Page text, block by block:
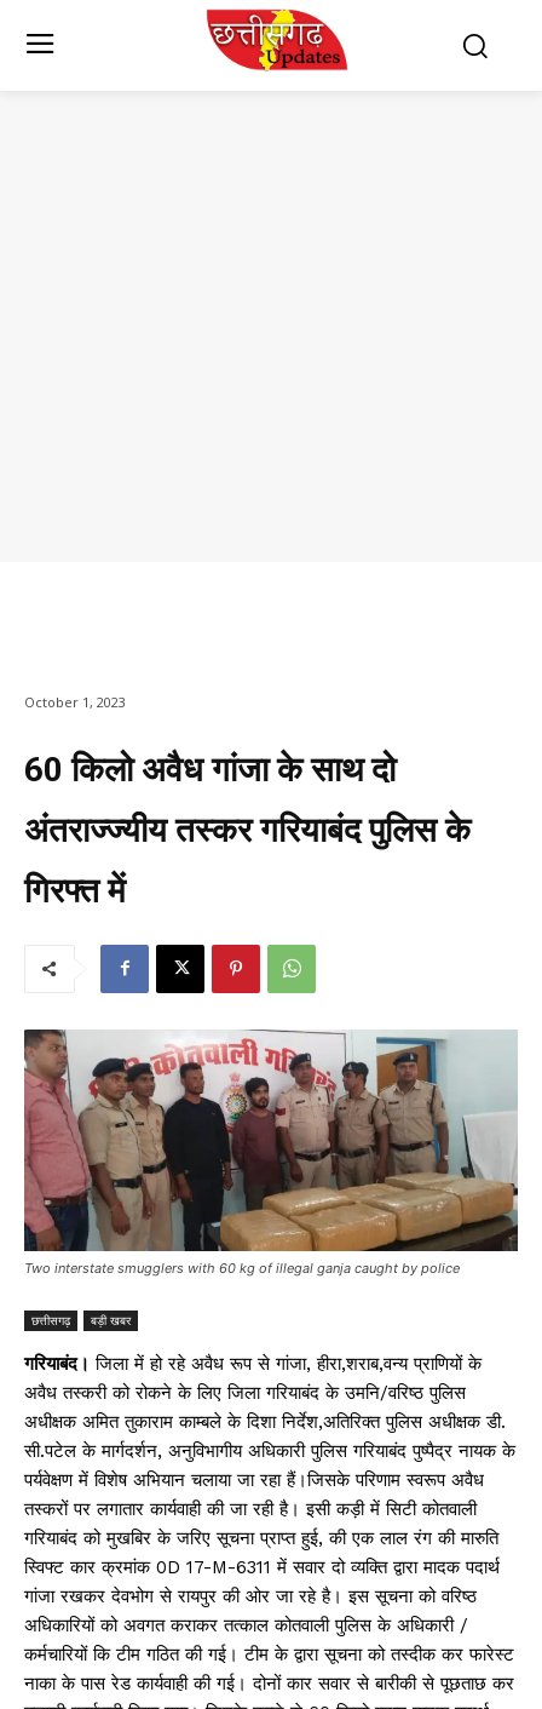
October 1, 2023
60 किलो अवैध गांजा के साथ दो
अंतराज्ज्यीय तस्कर गरियाबंद पुलिस के
गिरफ्त में
Two interstate smugglers with 60 kg of illegal ganja caught by police
छत्तीसगढ़ बड़ी खबर
गरियाबंद। जिला में हो रहे अवैध रूप से गांजा, हीरा,शराब,वन्य प्राणियों के
अवैध तस्करी को रोकने के लिए जिला गरियाबंद के उमनि/वरिष्ठ पुलिस
अधीक्षक अमित तुकाराम काम्बले के दिशा निर्देश,अतिरिक्त पुलिस अधीक्षक डी.
सी.पटेल के मार्गदर्शन, अनुविभागीय अधिकारी पुलिस गरियाबंद पुष्पैद्र नायक के
पर्यवेक्षण में विशेष अभियान चलाया जा रहा हैं।जिसके परिणाम स्वरूप अवैध
तस्करों पर लगातार कार्यवाही की जा रही है। इसी कड़ी में सिटी कोतवाली
गरियाबंद को मुखबिर के जरिए सूचना प्राप्त हुई, की एक लाल रंग की मारुति
स्विफ्ट कार क्रमांक 0D 17-M-6311 में सवार दो व्यक्ति द्वारा मादक पदार्थ
गांजा रखकर देवभोग से रायपुर की ओर जा रहे है। इस सूचना को वरिष्ठ
अधिकारियों को अवगत कराकर तत्काल कोतवाली पुलिस के अधिकारी /
कर्मचारियों कि टीम गठित की गई। टीम के द्वारा सूचना को तस्दीक कर फारेस्ट
नाका के पास रेड कार्यवाही की गई। दोनों कार सवार से बारीकी से पूछताछ कर